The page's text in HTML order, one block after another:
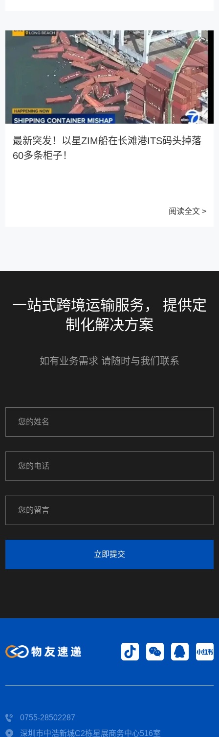
最新突发！以星ZIM船在长滩港ITS码头掉落
60多条柜子！
阅读全文 >
一站式跨境运输服务， 提供定
制化解决方案
如有业务需求 请随时与我们联系
立即提交
0755-28502287
深圳市中浩新城C2栋星展商务中心516室